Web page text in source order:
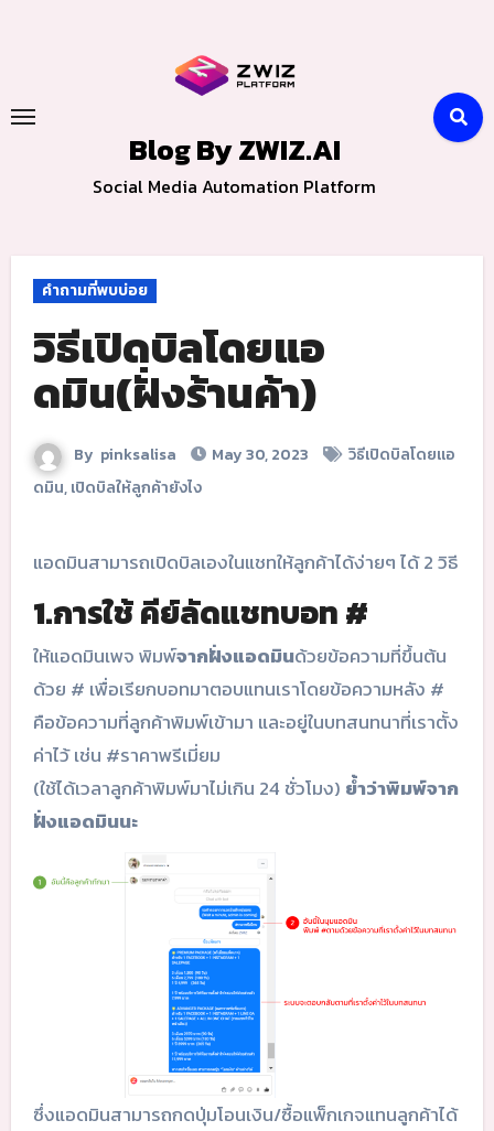
Blog By ZWIZ.AI
Social Media Automation Platform
คำถามที่พบบ่อย
วิธีเปิดบิลโดยแอ
ดมิน(ฝั่งร้านค้า)
By pinksalisa May 30, 2023
วิธีเปิดบิลโดยแอ
ดมิน,เปิดบิลให้ลูกค้ายังไง
แอดมินสามารถเปิดบิลเองในแชทให้ลูกค้าได้ง่ายๆ ได้ 2 วิธี
1.การใช้ คีย์ลัดแชทบอท #
ให้แอดมินเพจ พิมพ์จากฝั่งแอดมินด้วยข้อความที่ขึ้นต้น
ด้วย # เพื่อเรียกบอทมาตอบแทนเราโดยข้อความหลัง #
คือข้อความที่ลูกค้าพิมพ์เข้ามา และอยู่ในบทสนทนาที่เราตั้ง
ค่าไว้ เช่น #ราคาพรีเมี่ยม
(ใช้ได้เวลาลูกค้าพิมพ์มาไม่เกิน 24 ชั่วโมง) ย้ำว่าพิมพ์จาก
ฝั่งแอดมินนะ
ซึ่งแอดมินสามารถกดปุ่มโอนเงิน/ซื้อแพ็กเกจแทนลูกค้าได้